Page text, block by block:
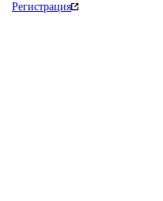
Регистрация